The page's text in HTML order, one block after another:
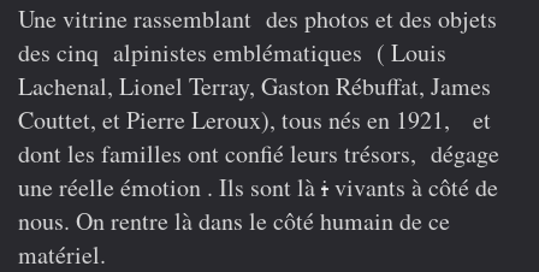
Une vitrine rassemblant des photos et des objets
des cinq alpinistes emblématiques ( Louis
Lachenal, Lionel Terray, Gaston Rébuffat, James
Couttet, et Pierre Leroux), tous nés en 1921, et
dont les familles ont confié leurs trésors, dégage
une réelle émotion . Ils sont làivivants à côté de
nous. On rentre là dans le côté humain de ce
matériel.